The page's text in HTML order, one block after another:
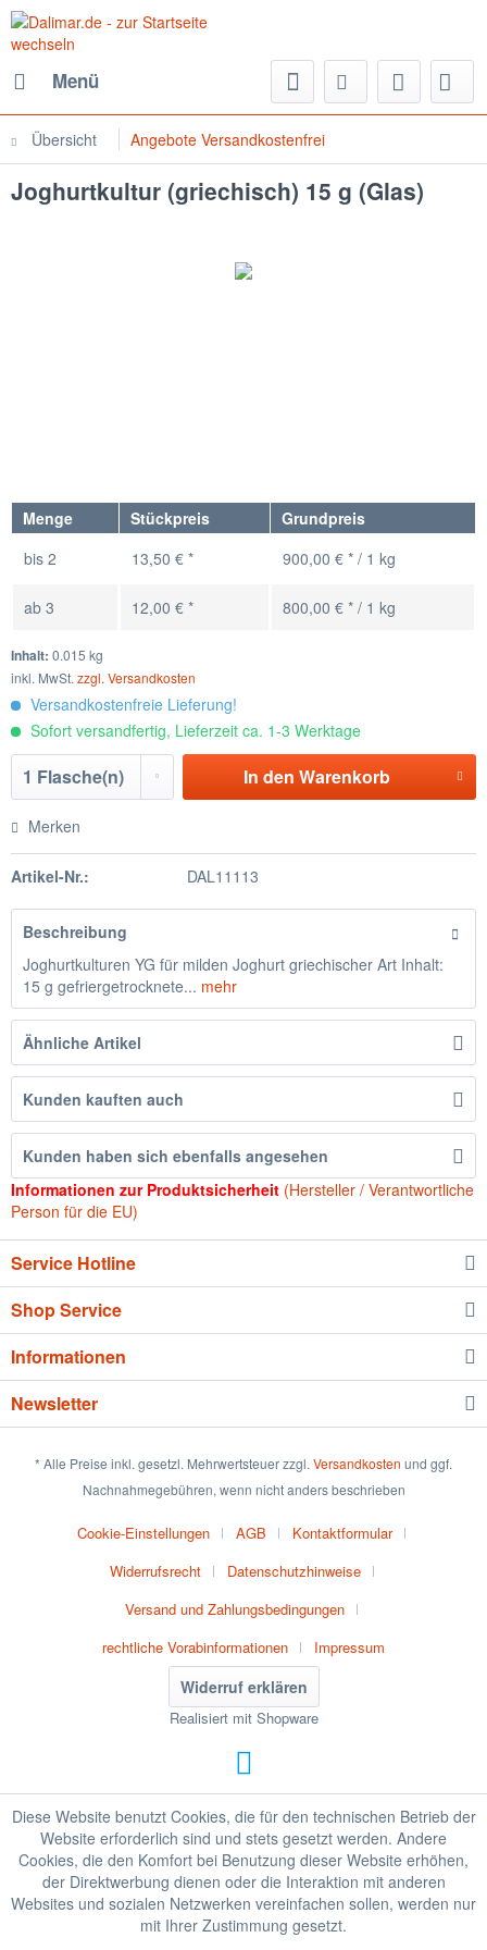
Menü
Übersicht Angebote Versandkostenfrei
Joghurtkultur (griechisch) 15 g (Glas)
Menge Stückpreis
Grundpreis
bis 2 13,50 € * 900,00 € * / 1 kg
ab 3 12,00 € * 800,00 € * / 1 kg
Inhalt: 0.015 kg
inkl. MwSt. zzgl. Versandkosten
Versandkostenfreie Lieferung!
Sofort versandfertig, Lieferzeit ca. 1-3 Werktage
In den Warenkorb
Merken
Artikel-Nr.: DAL11113
Beschreibung
Joghurtkulturen YG für milden Joghurt griechischer Art Inhalt:
15 g gefriergetrocknete... mehr
Ähnliche Artikel
Kunden kauften auch
Kunden haben sich ebenfalls angesehen
Informationen zur Produktsicherheit (Hersteller / Verantwortliche
Person für die EU)
Service Hotline
Shop Service
Informationen
Newsletter
* Alle Preise inkl. gesetzl. Mehrwertsteuer zzgl. Versandkosten und ggf.
Nachnahmegebühren, wenn nicht anders beschrieben
Cookie-Einstellungen AGB
Kontaktformular
Widerrufsrecht
Datenschutzhinweise
Versand und Zahlungsbedingungen
rechtliche Vorabinformationen
Impressum
Widerruf erklären
Realisiert mit Shopware
Diese Website benutzt Cookies, die für den technischen Betrieb der
Website erforderlich sind und stets gesetzt werden. Andere
Cookies, die den Komfort bei Benutzung dieser Website erhöhen,
der Direktwerbung dienen oder die Interaktion mit anderen
Websites und sozialen Netzwerken vereinfachen sollen, werden nur
mit Ihrer Zustimmung gesetzt.